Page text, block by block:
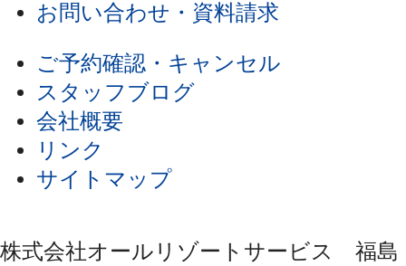
お問い合わせ・資料請求
ご予約確認・キャンセル
スタッフブログ
会社概要
リンク
サイトマップ
株式会社オールリゾートサービス 福島